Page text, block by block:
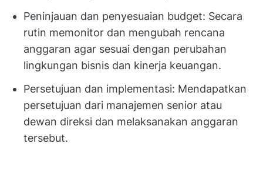
Peninjauan dan penyesuaian budget: Secara
rutin memonitor dan mengubah rencana
anggaran agar sesuai dengan perubahan
lingkungan bisnis dan kinerja keuangan.
Persetujuan dan implementasi: Mendapatkan
persetujuan dari manajemen senior atau
dewan direksi dan melaksanakan anggaran
tersebut.